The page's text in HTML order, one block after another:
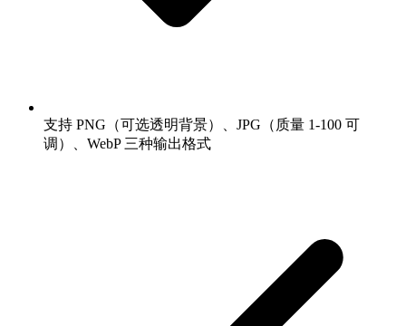
支持 PNG（可选透明背景）、JPG（质量 1-100 可
调）、WebP 三种输出格式